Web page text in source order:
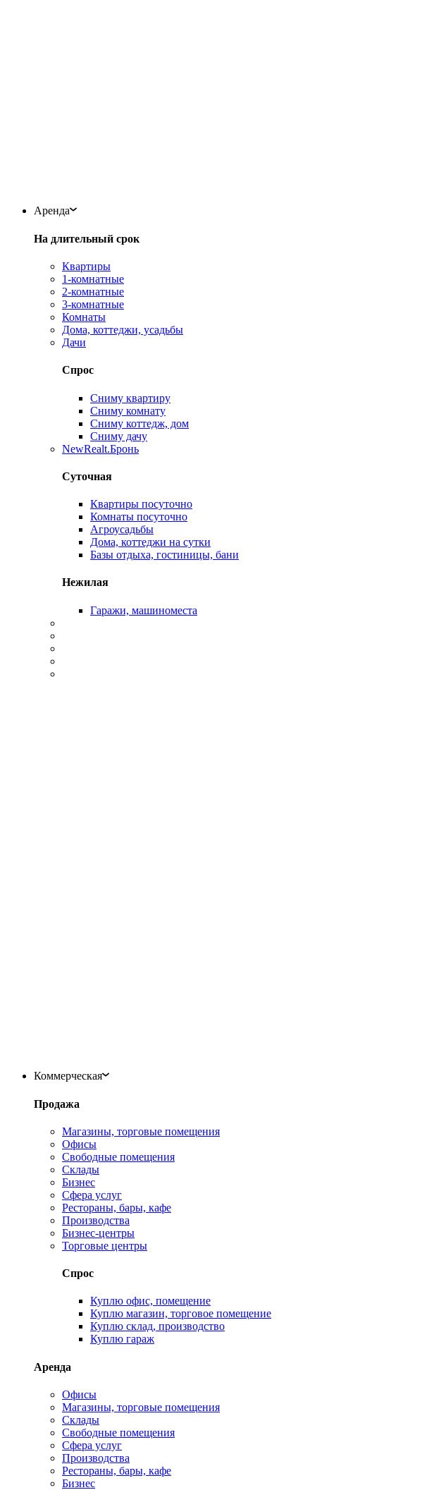
Аренда
На длительный срок
Квартиры
1-комнатные
2-комнатные
3-комнатные
Комнаты
Дома, коттеджи, усадьбы
Дачи
Спрос
Сниму квартиру
Сниму комнату
Сниму коттедж, дом
Сниму дачу
NewRealt.Бронь
Суточная
Квартиры посуточно
Комнаты посуточно
Агроусадьбы
Дома, коттеджи на сутки
Базы отдыха, гостиницы, бани
Нежилая
Гаражи, машиноместа
Коммерческая
Продажа
Магазины, торговые помещения
Офисы
Свободные помещения
Склады
Бизнес
Сфера услуг
Рестораны, бары, кафе
Производства
Бизнес-центры
Торговые центры
Спрос
Куплю офис, помещение
Куплю магазин, торговое помещение
Куплю склад, производство
Куплю гараж
Аренда
Офисы
Магазины, торговые помещения
Склады
Свободные помещения
Сфера услуг
Производства
Рестораны, бары, кафе
Бизнес